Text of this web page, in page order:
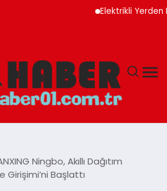
Elektrikli Yerden
Ningbo, Akıllı Dağıtım
Başlattı